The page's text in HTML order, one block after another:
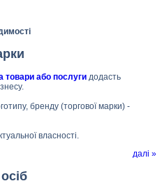
товари або послуги додасть
бренду (торгової марки) -
власності.
далі »